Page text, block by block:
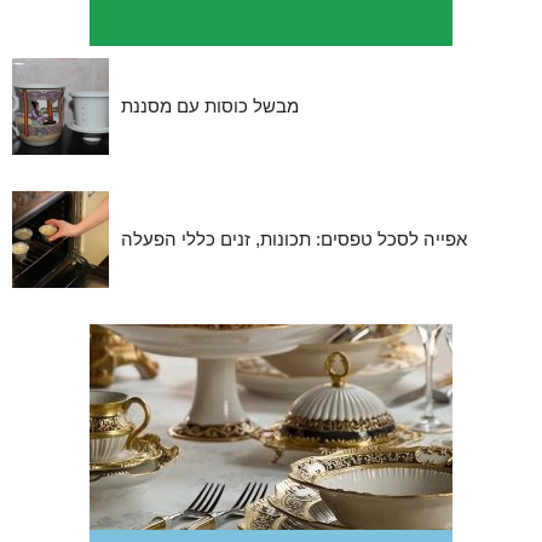
מבשל כוסות עם מסננת
אפייה לסכל טפסים: תכונות, זנים כללי הפעלה